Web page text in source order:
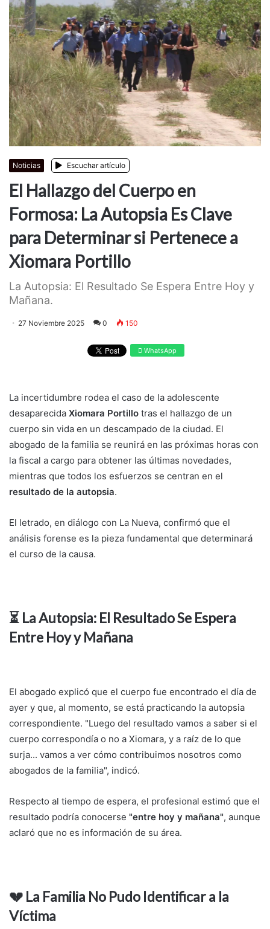
Noticias Escuchar artículo
El Hallazgo del Cuerpo en
Formosa: La Autopsia Es Clave
para Determinar si Pertenece a
Xiomara Portillo
La Autopsia: El Resultado Se Espera Entre Hoy y
Mañana.
27 Noviembre 2025 0 150
WhatsApp
La incertidumbre rodea el caso de la adolescente
desaparecida Xiomara Portillo tras el hallazgo de un
cuerpo sin vida en un descampado de la ciudad. El
abogado de la familia se reunirá en las próximas horas con
la fiscal a cargo para obtener las últimas novedades,
mientras que todos los esfuerzos se centran en el
resultado de la autopsia.
El letrado, en diálogo con La Nueva, confirmó que el
análisis forense es la pieza fundamental que determinará
el curso de la causa.
⏳ La Autopsia: El Resultado Se Espera
Entre Hoy y Mañana
El abogado explicó que el cuerpo fue encontrado el día de
ayer y que, al momento, se está practicando la autopsia
correspondiente. "Luego del resultado vamos a saber si el
cuerpo correspondía o no a Xiomara, y a raíz de lo que
surja... vamos a ver cómo contribuimos nosotros como
abogados de la familia", indicó.
Respecto al tiempo de espera, el profesional estimó que el
resultado podría conocerse "entre hoy y mañana", aunque
aclaró que no es información de su área.
💔 La Familia No Pudo Identificar a la
Víctima